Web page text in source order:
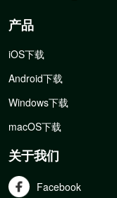
产品
iOS下载
Android下载
Windows下载
macOS下载
关于我们
Facebook